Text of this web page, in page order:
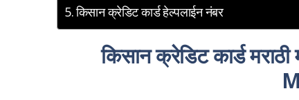
किसान क्रेडिट कार्ड हेल्पलाईन नंबर
किसान क्रेडिट कार्ड